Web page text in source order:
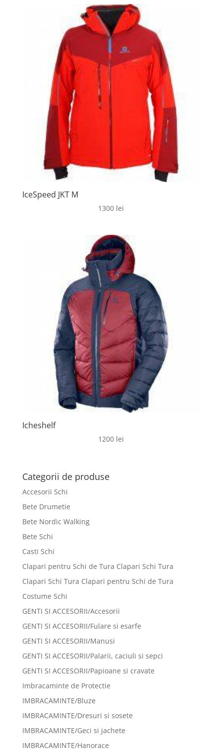
IceSpeed JKT M
1300 lei
Icheshelf
1200 lei
Categorii de produse
Accesorii Schi
Bete Drumetie
Bete Nordic Walking
Bete Schi
Casti Schi
Clapari pentru Schi de Tura Clapari Schi Tura
Clapari Schi Tura Clapari pentru Schi de Tura
Costume Schi
GENTI SI ACCESORII/Accesorii
GENTI SI ACCESORII/Fulare si esarfe
GENTI SI ACCESORII/Manusi
GENTI SI ACCESORII/Palarii, caciuli si sepci
GENTI SI ACCESORII/Papioane si cravate
Imbracaminte de Protectie
IMBRACAMINTE/Bluze
IMBRACAMINTE/Dresuri si sosete
IMBRACAMINTE/Geci si jachete
IMBRACAMINTE/Hanorace